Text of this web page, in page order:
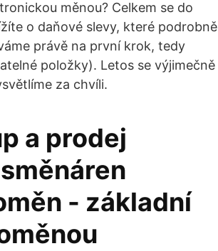
měnou? Celkem se do
o daňové slevy, které podrobně
právě na první krok, tedy
položky). Letos se výjimečně
za chvíli.
a prodej
- základní